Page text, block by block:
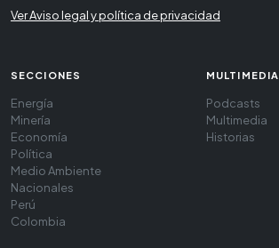
Ver Aviso legal y política de privacidad
SECCIONES
Energía
Minería
Economía
Política
Medio Ambiente
Nacionales
Perú
Colombia
MULTIMEDIA
Podcasts
Multimedia
Historias